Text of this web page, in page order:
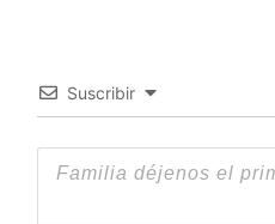
Suscribir